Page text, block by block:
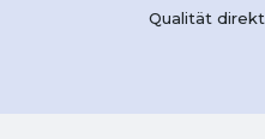
Qualität